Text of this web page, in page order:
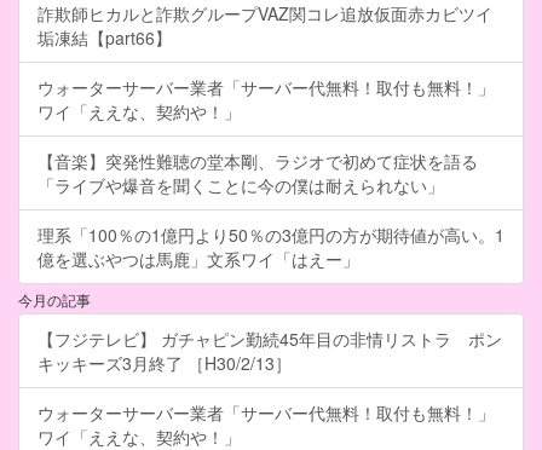
詐欺師ヒカルと詐欺グループVAZ関コレ追放仮面赤カビツイ
垢凍結【part66】
ウォーターサーバー業者「サーバー代無料！取付も無料！」
ワイ「ええな、契約や！」
【音楽】突発性難聴の堂本剛、ラジオで初めて症状を語る
「ライブや爆音を聞くことに今の僕は耐えられない」
理系「100％の1億円より50％の3億円の方が期待値が高い。1
億を選ぶやつは馬鹿」文系ワイ「はえー」
今月の記事
【フジテレビ】 ガチャピン勤続45年目の非情リストラ ポン
キッキーズ3月終了 ［H30/2/13］
ウォーターサーバー業者「サーバー代無料！取付も無料！」
ワイ「ええな、契約や！」